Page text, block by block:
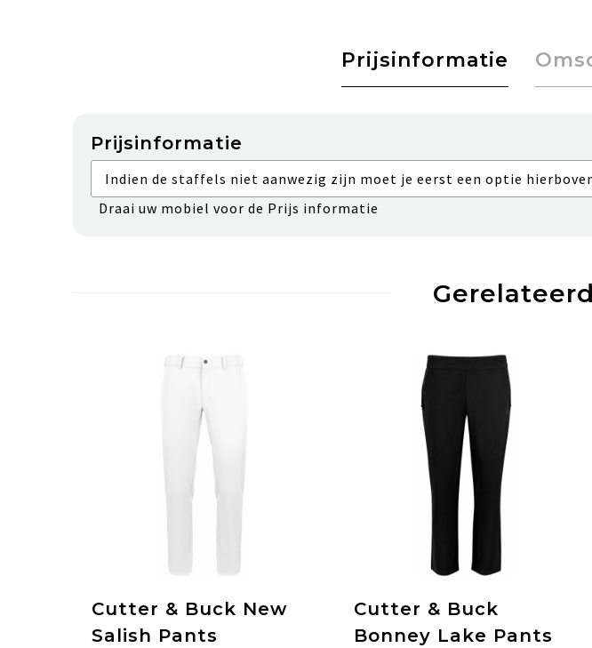
Prijsinformatie
Prijsinformatie
Indien de staffels niet aanwezig zijn moet je eerst een optie
Draai uw mobiel voor de Prijs informatie
Cutter & Buck New
Salish Pants
Cutter & Buck
Bonney Lake Pants